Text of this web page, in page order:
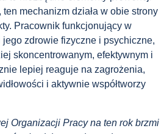
mechanizm działa w obie strony
Pracownik funkcjonujący w
zdrowie fizyczne i psychiczne,
skoncentrowanym, efektywnym i
lepiej reaguje na zagrożenia,
i aktywnie współtworzy
Organizacji Pracy na ten rok brzmi